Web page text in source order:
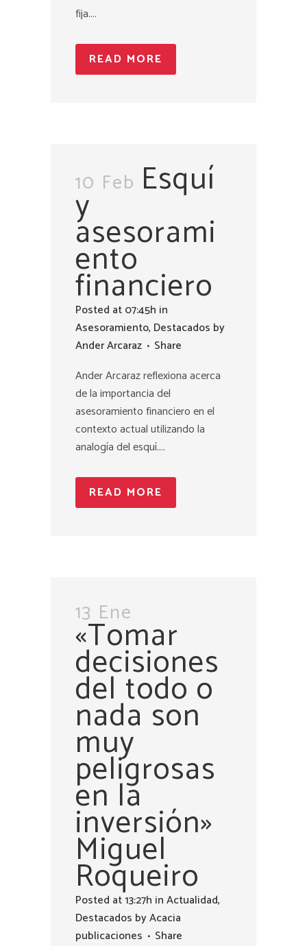
fija....
READ MORE
10 Feb Esquí
y
asesorami
ento
financiero
Posted at 07:45h in
Asesoramiento, Destacados by
Ander Arcaraz
Share
Ander Arcaraz reflexiona acerca
de la importancia del
asesoramiento financiero en el
contexto actual utilizando la
analogía del esquí....
READ MORE
13 Ene
«Tomar
decisiones
del todo o
nada son
muy
peligrosas
en la
inversión»
Miguel
Roqueiro
Posted at 13:27h inActualidad,
Destacados byAcacia
publicaciones
Share